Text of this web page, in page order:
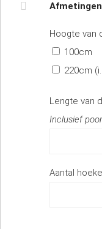
Hoogte van
100cm
220cm
Lengte van
Inclusief
Aantal